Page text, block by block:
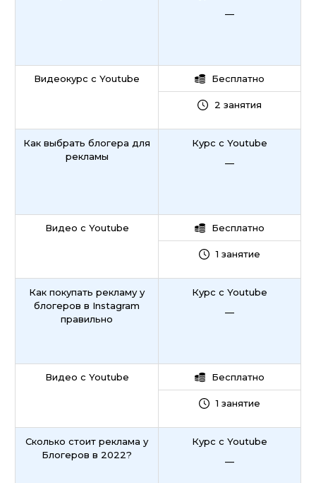
Видеокурс с Youtube
—
Бесплатно
2 занятия
Как выбрать блогера для
рекламы
Видео с Youtube
Курс с Youtube
—
Бесплатно
1 занятие
Как покупать рекламу у
блогеров в Instagram
правильно
Видео с Youtube
Курс с Youtube
—
Бесплатно
1 занятие
Сколько стоит реклама у
Блогеров в 2022?
Курс с Youtube
—